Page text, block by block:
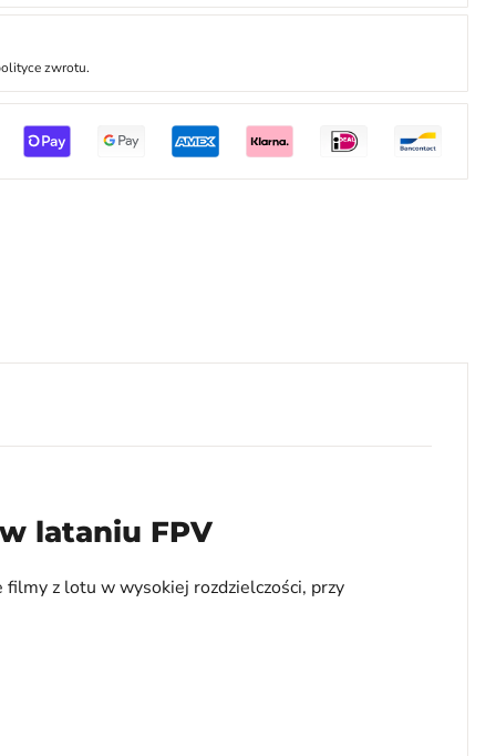
zwrotu.
lataniu FPV
z lotu w wysokiej rozdzielczości, przy